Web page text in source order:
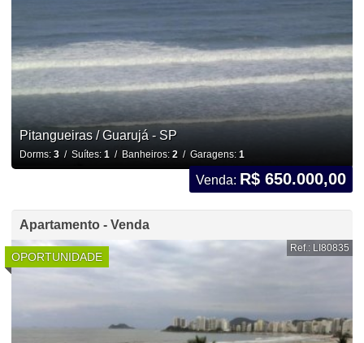
Pitangueiras / Guarujá - SP
Dorms: 3/ Suítes: 1 / Banheiros: 2/ Garagens: 1
Venda: R$ 650.000,00
Apartamento - Venda
OPORTUNIDADE
Ref.: LI80835